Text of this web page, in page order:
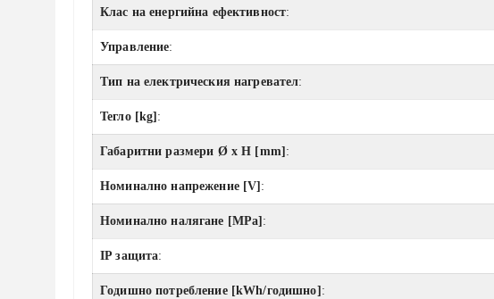
Клас на енергийна ефективност:
Управление:
Тип на електрическия нагревател:
Тегло [kg]:
Габаритни размери Ø x H [mm]:
Номинално напрежение [V]:
Номинално налягане [MPa]:
IP защита:
Годишно потребление [kWh/годишно]: